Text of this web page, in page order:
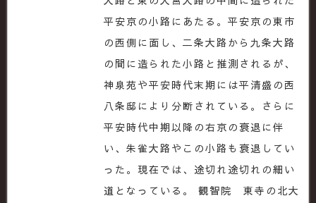
平安京の小路にあたる。平安京の東市
の西側に面し、二条大路から九条大路
の間に造られた小路と推測されるが、
神泉苑や平安時代末期には平清盛の西
八条邸により分断されている。さらに
平安時代中期以降の右京の衰退に伴
い、朱雀大路やこの小路も衰退してい
った。現在では、途切れ途切れの細い
道となっている。 観智院 東寺の北大